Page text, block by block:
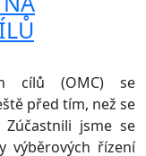
cílů (OMC) se
před tím, než se
jsme se
výběrových řízení